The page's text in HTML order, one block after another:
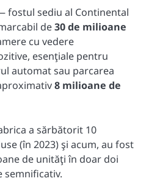
fostul sediu al Continental
de30 de milioane
cu vedere
esenţiale pentru
automat sau parcarea
8 milioane de
a sărbătorit 10
(în 2023) şi acum, au fost
de unităţi în doar doi